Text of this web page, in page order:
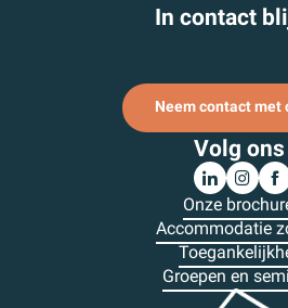
In contact
Neem contact met
Volg ons
Onze
Accommodatie
Groepen en